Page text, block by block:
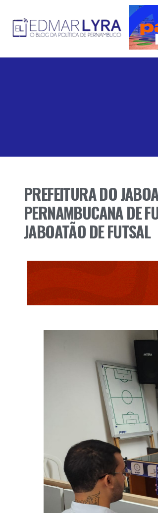
PREFEITURA DO
PERNAMBUCANA DE
JABOATÃO DE FUTSAL